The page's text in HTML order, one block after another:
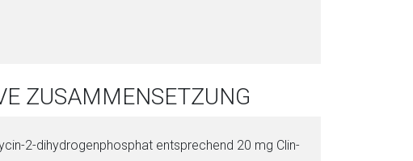
ZUSAMMENSETZUNG
2-di­hy­dro­gen­phos­phat ent­sprechend 20 mg Clin­